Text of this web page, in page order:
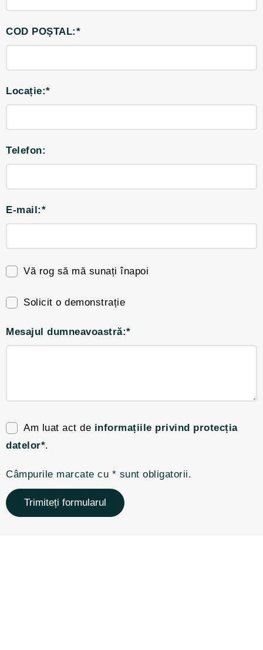
COD POȘTAL:*
Locație:*
Telefon:
E-mail:*
Vă rog să mă sunați înapoi
Solicit o demonstrație
Mesajul dumneavoastră:*
Am luat act de informațiile privind protecția
datelor*.
Câmpurile marcate cu * sunt obligatorii.
Trimiteți formularul